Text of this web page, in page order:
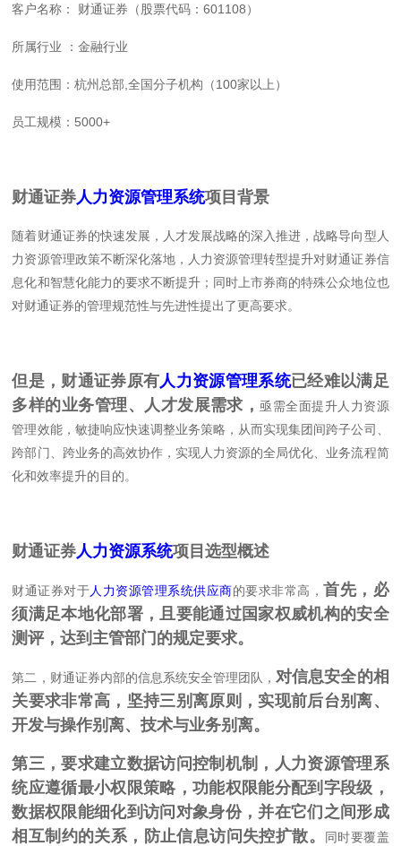
客户名称： 财通证券（股票代码：601108）
所属行业 ：金融行业
使用范围：杭州总部,全国分子机构（100家以上）
员工规模：5000+
财通证券人力资源管理系统项目背景
随着财通证券的快速发展，人才发展战略的深入推进，战略导向型人
力资源管理政策不断深化落地，人力资源管理转型提升对财通证券信
息化和智慧化能力的要求不断提升；同时上市券商的特殊公众地位也
对财通证券的管理规范性与先进性提出了更高要求。
但是，财通证券原有人力资源管理系统已经难以满足
多样的业务管理、人才发展需求， 亟需全面提升人力资源
管理效能，敏捷响应快速调整业务策略，从而实现集团间跨子公司、
跨部门、跨业务的高效协作，实现人力资源的全局优化、业务流程简
化和效率提升的目的。
财通证券人力资源系统项目选型概述
财通证券对于人力资源管理系统供应商的要求非常高，首先，必
须满足本地化部署，且要能通过国家权威机构的安全
测评，达到主管部门的规定要求。
第二，财通证券内部的信息系统安全管理团队， 对信息安全的相
关要求非常高，坚持三别离原则，实现前后台别离、
开发与操作别离、技术与业务别离。
第三，要求建立数据访问控制机制，人力资源管理系
统应遵循最小权限策略，功能权限能分配到字段级，
数据权限能细化到访问对象身份，并在它们之间形成
相互制约的关系，防止信息访问失控扩散。
同时要覆盖